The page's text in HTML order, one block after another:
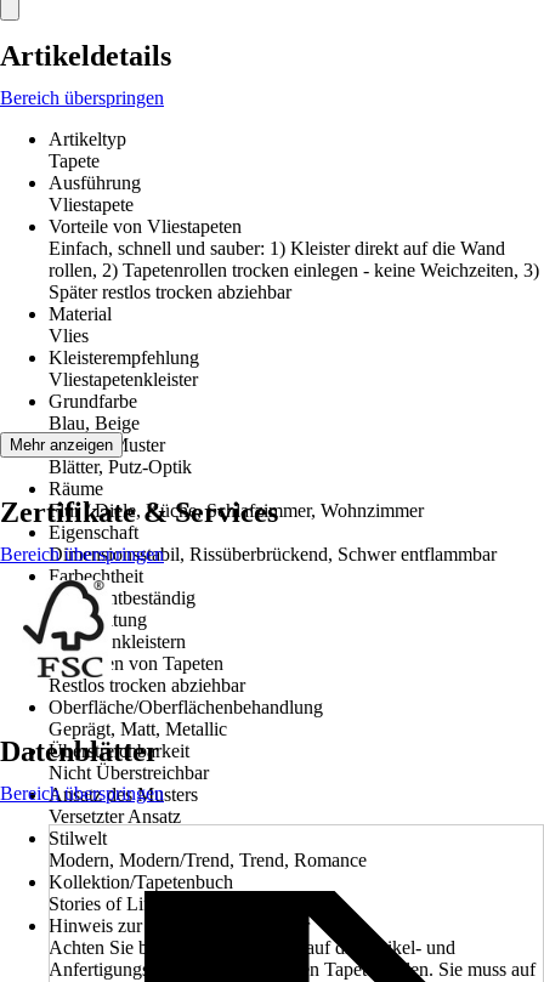
Artikeldetails
Bereich überspringen
Artikeltyp
Tapete
Ausführung
Vliestapete
Vorteile von Vliestapeten
Einfach, schnell und sauber: 1) Kleister direkt auf die Wand
rollen, 2) Tapetenrollen trocken einlegen - keine Weichzeiten, 3)
Später restlos trocken abziehbar
Material
Vlies
Kleisterempfehlung
Vliestapetenkleister
Grundfarbe
Blau, Beige
Dekor / Muster
Blätter, Putz-Optik
Räume
Flur / Diele, Küche, Schlafzimmer, Wohnzimmer
Eigenschaft
Dimensionsstabil, Rissüberbrückend, Schwer entflammbar
Farbechtheit
Gut Lichtbeständig
Verarbeitung
Wand einkleistern
Entfernen von Tapeten
Restlos trocken abziehbar
Oberfläche/Oberflächenbehandlung
Geprägt, Matt, Metallic
Überstreichbarkeit
Nicht Überstreichbar
Ansatz des Musters
Versetzter Ansatz
Stilwelt
Modern, Modern/Trend, Trend, Romance
Kollektion/Tapetenbuch
Stories of Life
Hinweis zur Anfertigungsnummer
Achten Sie beim Kauf unbedingt auf die Artikel- und
Anfertigungsnummer der einzelnen Tapetenrollen. Sie muss auf
Mehr anzeigen
Zertifikate & Services
Bereich überspringen
Datenblätter
Bereich überspringen